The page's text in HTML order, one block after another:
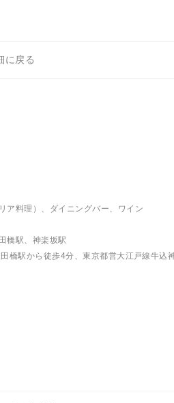
に戻る
ア料理）、ダイニングバー、ワイン
橋駅、神楽坂駅
橋駅から徒歩4分、東京都営大江戸線牛